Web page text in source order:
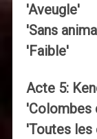
'Aveugle'
'Sans
'Faible'
Acte 5:
'Colombes
'Toutes